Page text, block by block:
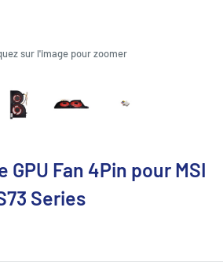
sur l'image pour zoomer
Fan 4Pin pour MSI
Series